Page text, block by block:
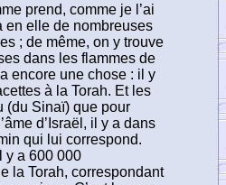
prend, comme je l’ai
en elle de nombreuses
; de même, on y trouve
dans les flammes de
encore une chose : il y
à la Torah. Et les
(du Sinaï) que pour
d’Israël, il y a dans
qui lui correspond.
y a 600 000
la Torah, correspondant